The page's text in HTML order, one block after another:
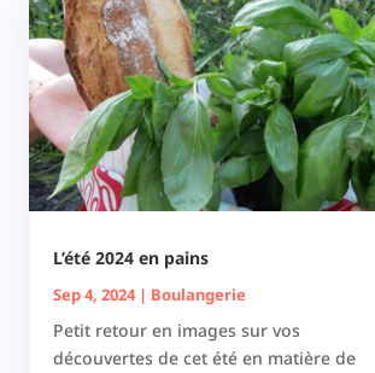
L’été 2024 en pains
Sep 4, 2024| Boulangerie
Petit retour en images sur vos
découvertes de cet été en matière de